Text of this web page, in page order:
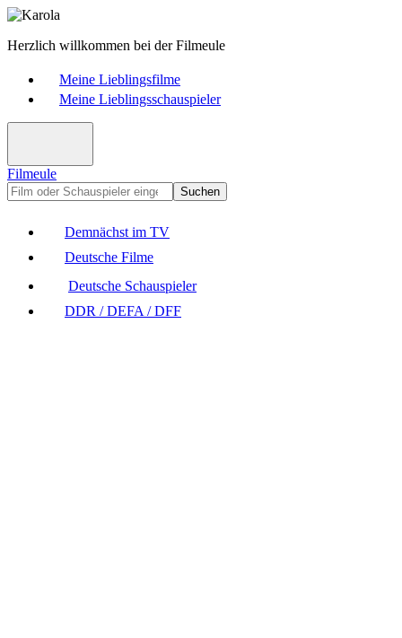
Herzlich willkommen bei der Filmeule
Meine Lieblingsfilme
Meine Lieblingsschauspieler
Filmeule
Suchen
Demnächst im TV
Deutsche Filme
Deutsche Schauspieler
DDR / DEFA / DFF